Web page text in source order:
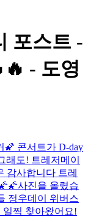
포스트 -
- 도영
🌠 콘서트가 D-day
도! 트레저메이
감사합니다 트레
사진을 올렸습
정우데이 위버스
찍 찾아왔어요!